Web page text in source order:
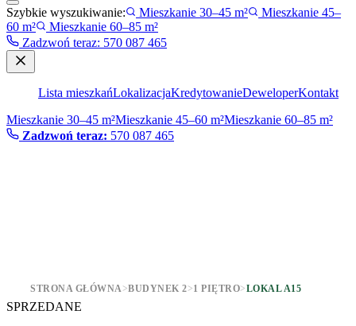
Szybkie wyszukiwanie: Mieszkanie 30–45 m²
Mieszkanie 45–
60 m²
Mieszkanie 60–85 m²
Zadzwoń teraz: 570 087 465
Lista mieszkańLokalizacjaKredytowanieDeweloperKontakt
Mieszkanie 30–45 m²Mieszkanie 45–60 m²Mieszkanie 60–85 m²
Zadzwoń teraz: 570 087 465
STRONA GŁÓWNA>BUDYNEK 2>1 PIĘTRO>LOKAL A15
SPRZEDANE